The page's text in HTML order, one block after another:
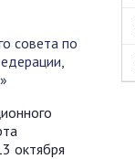
совета по
октября